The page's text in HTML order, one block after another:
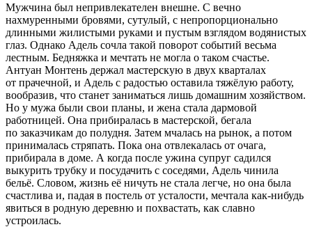
Мужчина был непривлекателен внешне. С вечно
нахмуренными бровями, сутулый, с непропорционально
длинными жилистыми руками и пустым взглядом водянистых
глаз. Однако Адель сочла такой поворот событий весьма
лестным. Бедняжка и мечтать не могла о таком счастье.
Антуан Монтень держал мастерскую в двух кварталах
от прачечной, и Адель с радостью оставила тяжёлую работу,
вообразив, что станет заниматься лишь домашним хозяйством.
Но у мужа были свои планы, и жена стала дармовой
работницей. Она прибиралась в мастерской, бегала
по заказчикам до полудня. Затем мчалась на рынок, а потом
принималась стряпать. Пока она отвлекалась от очага,
прибирала в доме. А когда после ужина супруг садился
выкурить трубку и посудачить с соседями, Адель чинила
бельё. Словом, жизнь её ничуть не стала легче, но она была
счастлива и, падая в постель от усталости, мечтала как-нибудь
явиться в родную деревню и похвастать, как славно
устроилась.